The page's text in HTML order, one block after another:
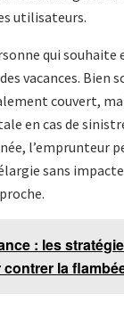
utilisateurs.
qui souhaite
vacances. Bien
couvert,
en cas de
l’emprunteur
sans
: les
la